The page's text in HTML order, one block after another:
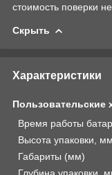
стоимость поверки
Скрыть
Характеристики
Пользовательские
Время работы
Высота упаковки, мм
Габариты (мм)
Глубина упаковки,